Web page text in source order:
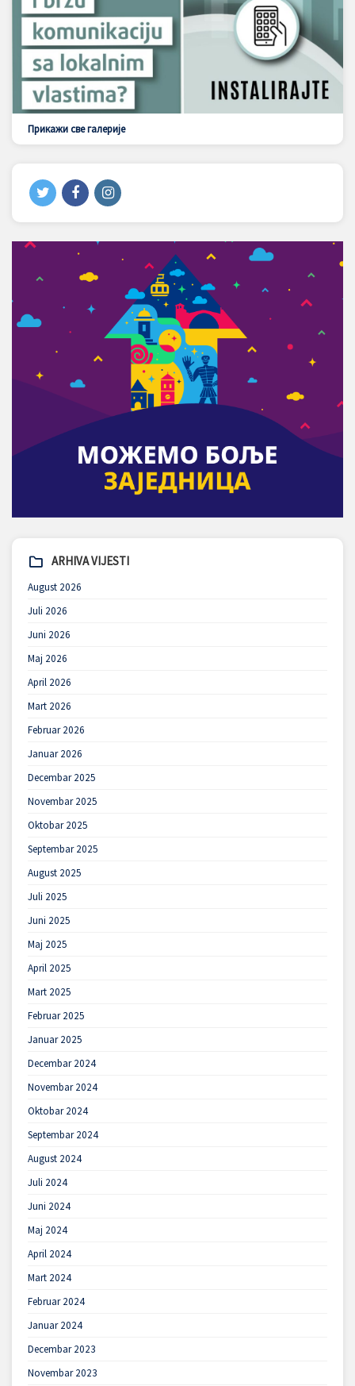
Прикажи све галерије
ARHIVA VIJESTI
August 2026
Juli 2026
Juni 2026
Maj 2026
April 2026
Mart 2026
Februar 2026
Januar 2026
Decembar 2025
Novembar 2025
Oktobar 2025
Septembar 2025
August 2025
Juli 2025
Juni 2025
Maj 2025
April 2025
Mart 2025
Februar 2025
Januar 2025
Decembar 2024
Novembar 2024
Oktobar 2024
Septembar 2024
August 2024
Juli 2024
Juni 2024
Maj 2024
April 2024
Mart 2024
Februar 2024
Januar 2024
Decembar 2023
Novembar 2023